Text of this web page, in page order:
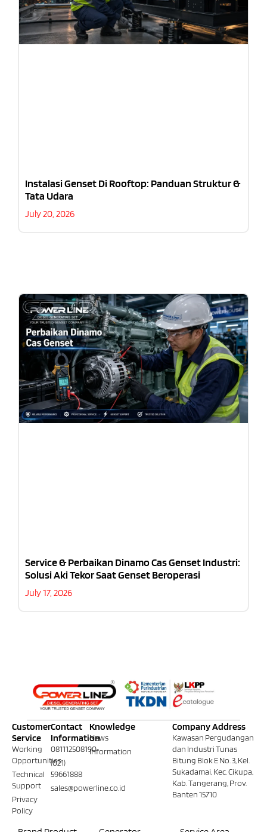
Instalasi Genset Di Rooftop: Panduan Struktur &
Tata Udara
July 20, 2026
Service & Perbaikan Dinamo Cas Genset Industri:
Solusi Aki Tekor Saat Genset Beroperasi
July 17, 2026
Customer
Service
Working
Opportunities
Technical
Support
Privacy
Policy
Contact
Information
081112508190
(021)
59661888
sales@powerline.co.id
Knowledge
News
Information
Company Address
Kawasan Pergudangan
dan Industri Tunas
Bitung Blok E No. 3, Kel.
Sukadamai, Kec. Cikupa,
Kab. Tangerang, Prov.
Banten 15710